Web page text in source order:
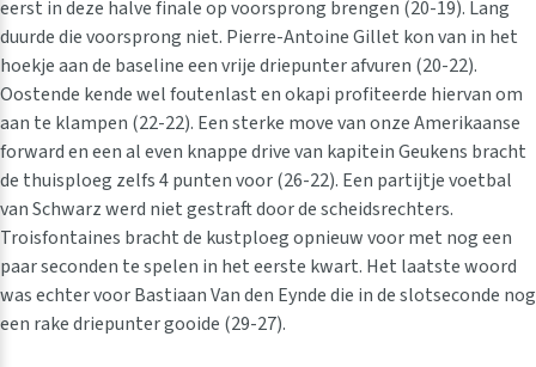
eerst in deze halve finale op voorsprong brengen (20-19). Lang
duurde die voorsprong niet. Pierre-Antoine Gillet kon van in het
hoekje aan de baseline een vrije driepunter afvuren (20-22).
Oostende kende wel foutenlast en okapi profiteerde hiervan om
aan te klampen (22-22). Een sterke move van onze Amerikaanse
forward en een al even knappe drive van kapitein Geukens bracht
de thuisploeg zelfs 4 punten voor (26-22). Een partijtje voetbal
van Schwarz werd niet gestraft door de scheidsrechters.
Troisfontaines bracht de kustploeg opnieuw voor met nog een
paar seconden te spelen in het eerste kwart. Het laatste woord
was echter voor Bastiaan Van den Eynde die in de slotseconde nog
een rake driepunter gooide (29-27).